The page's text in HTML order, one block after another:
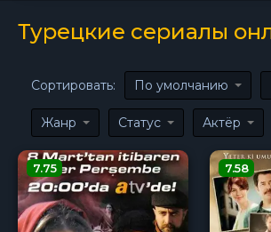
Турецкие сериалы
Сортировать: По умолчанию
Жанр Статус Актёр
7.75 7.58